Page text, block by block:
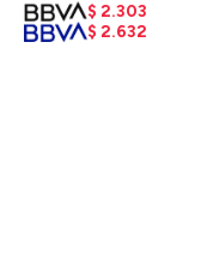
$ 2.303
$ 2.632